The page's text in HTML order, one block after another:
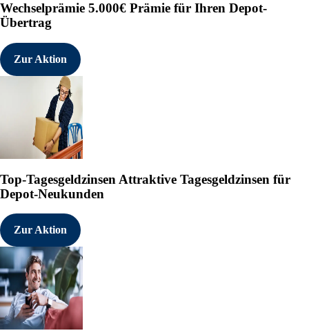
Wechselprämie 5.000€ Prämie für Ihren Depot-
Übertrag
Zur Aktion
Top-Tagesgeldzinsen Attraktive Tagesgeldzinsen für
Depot-Neukunden
Zur Aktion